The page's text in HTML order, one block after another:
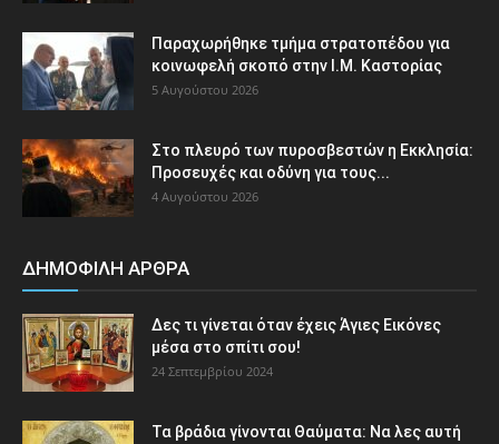
Παραχωρήθηκε τμήμα στρατοπέδου για
κοινωφελή σκοπό στην Ι.Μ. Καστορίας
5 Αυγούστου 2026
Στο πλευρό των πυροσβεστών η Εκκλησία:
Προσευχές και οδύνη για τους...
4 Αυγούστου 2026
ΔΗΜΟΦΙΛΗ ΑΡΘΡΑ
Δες τι γίνεται όταν έχεις Άγιες Εικόνες
μέσα στο σπίτι σου!
24 Σεπτεμβρίου 2024
Τα βράδια γίνονται Θαύματα: Να λες αυτή